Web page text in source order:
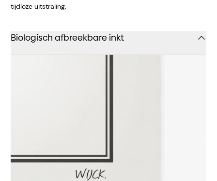
tijdloze uitstraling.
Biologisch afbreekbare inkt